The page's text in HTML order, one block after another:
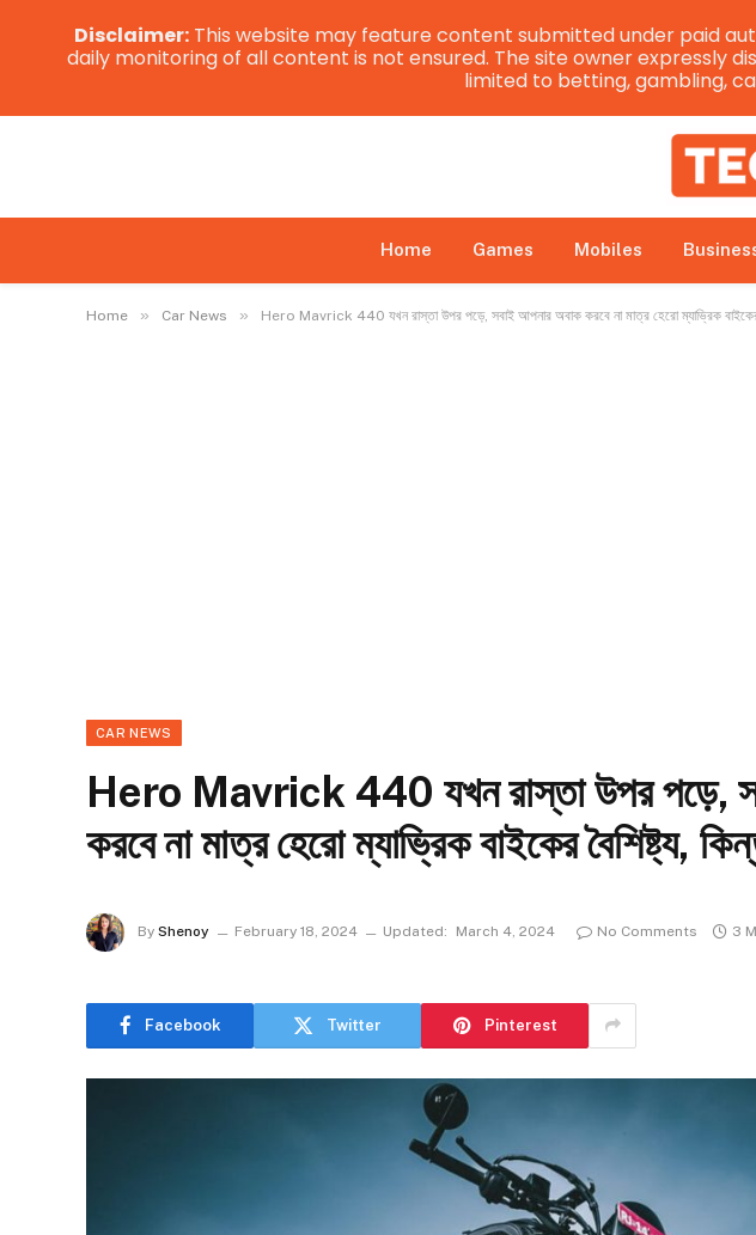
Home Games Mobiles
Home » Car News » Hero Mavrick 440 যখন রাস্তা উপর পড়ে, সবাই আপনার অবাক করবে না মাত্র হেরো ম্যাভ্রিক বাইকের
CAR NEWS
Hero Mavrick 440 যখন রাস্তা উপর পড়ে,
করবে না মাত্র হেরো ম্যাভ্রিক বাইকের বৈশিষ্ট্য,
By Shenoy February 18, 2024 Updated: March 4, 2024 No Comments 3
Facebook Twitter Pinterest
Disclaimer:This website may feature content submitted under paid
daily monitoring of all content is not ensured. The site owner expressly
limited to betting, gambling,